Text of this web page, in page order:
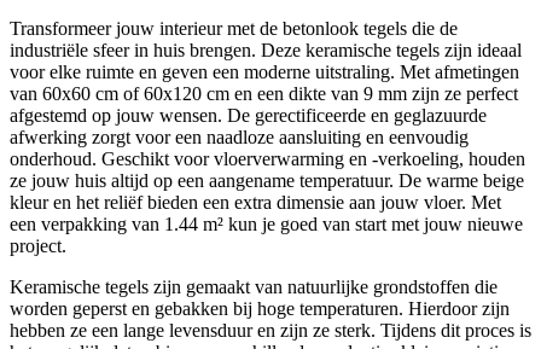
Transformeer jouw interieur met de betonlook tegels die de
industriële sfeer in huis brengen. Deze keramische tegels zijn ideaal
voor elke ruimte en geven een moderne uitstraling. Met afmetingen
van 60x60 cm of 60x120 cm en een dikte van 9 mm zijn ze perfect
afgestemd op jouw wensen. De gerectificeerde en geglazuurde
afwerking zorgt voor een naadloze aansluiting en eenvoudig
onderhoud. Geschikt voor vloerverwarming en -verkoeling, houden
ze jouw huis altijd op een aangename temperatuur. De warme beige
kleur en het reliëf bieden een extra dimensie aan jouw vloer. Met
een verpakking van 1.44 m² kun je goed van start met jouw nieuwe
project.
Keramische tegels zijn gemaakt van natuurlijke grondstoffen die
worden geperst en gebakken bij hoge temperaturen. Hierdoor zijn
hebben ze een lange levensduur en zijn ze sterk. Tijdens dit proces is